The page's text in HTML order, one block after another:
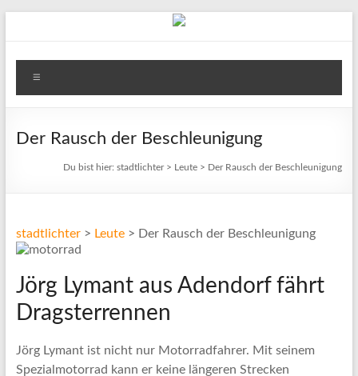
stadtlichter
Das
für
Der Rausch der Beschleunigung
Du bist hier:stadtlichter> Leute > Der Rausch der Beschleunigung
stadtlichter> Leute> Der Rausch der Beschleunigung
Jörg Lymant aus Adendorf fährt
Dragsterrennen
Jörg Lymant ist nicht nur Motorradfahrer. Mit seinem
Spezialmotorrad kann er keine längeren Strecken